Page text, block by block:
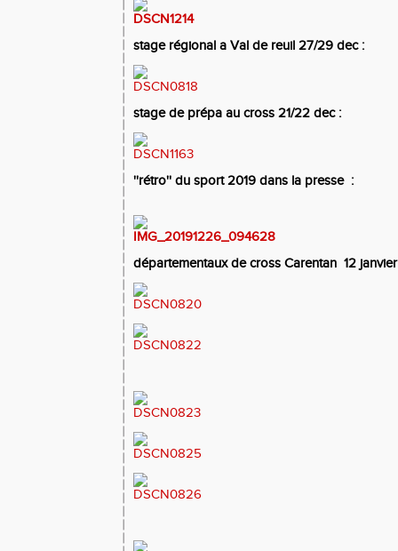
stage régional a Val de reuil 27/29 dec :
stage de prépa au cross 21/22 dec :
''rétro'' du sport 2019 dans la presse :
départementaux de cross Carentan 12